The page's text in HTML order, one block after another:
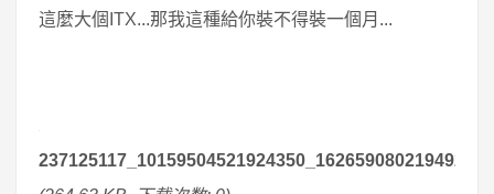
這麼大個ITX...那我這種給你裝不得裝一個月...